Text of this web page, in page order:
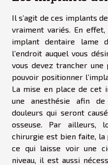
Il s’agit de ces implants
vraiment variés. En
implant dentaire lame
l’endroit auquel vous
vous devez trancher
pouvoir positionner
La mise en place de cet
une anesthésie afin
douleurs qui seront
osseuse. Par ailleurs,
chirurgie est bien faite,
ce qui laisse voir une
niveau, il est aussi